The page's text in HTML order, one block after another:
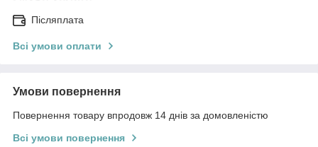
Післяплата
Всі умови оплати
Умови повернення
Повернення товару впродовж 14 днів за домовленістю
Всі умови повернення